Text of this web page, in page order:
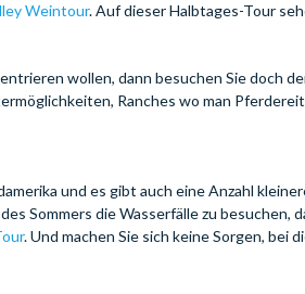
Weintour. Auf dieser Halbtages-Tour
wollen, dann besuchen Sie doch
Ranches wo man
und es gibt auch eine Anzahl
Sommers die Wasserfälle zu besuchen,
. Und machen Sie sich keine Sorgen, bei